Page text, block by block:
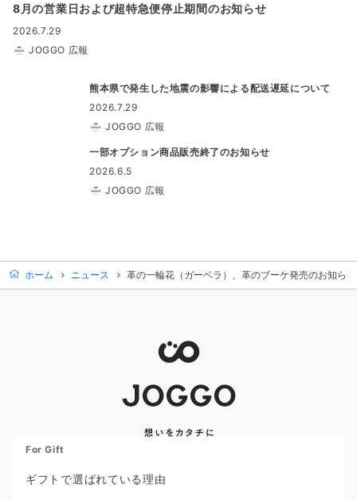
8月の営業日および超特急便停止期間のお知らせ
2026.7.29
JOGGO 広報
熊本県で発生した地震の影響による配送遅延について
2026.7.29
JOGGO 広報
一部オプション商品販売終了のお知らせ
2026.6.5
JOGGO 広報
ホーム ニュース 革の一輪花（ガーベラ）、革のブーケ発売のお知らせ
For Gift
ギフトで選ばれている理由